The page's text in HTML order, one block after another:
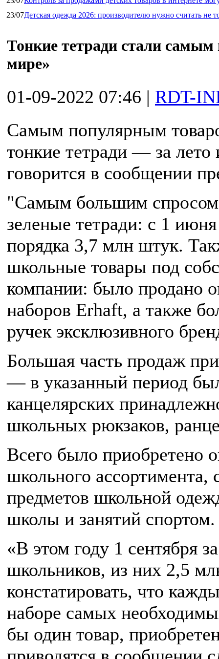
23/07Детская одежда 2026: производителю нужно считать не
Тонкие тетради стали
мире»
01-09-2022 07:46 | RDT-
Самым популярным
тонкие тетради — за
говорится в сообщении
"Самым большим спросом
зеленые тетради: с 1
порядка 3,7 млн штук.
школьные товары под
компании: было продано
наборов Erhaft, а также
ручек эксклюзивного
Большая часть продаж
— в указанный период
канцелярских
школьных рюкзаков,
Всего было приобретено
школьного ассортимента,
предметов школьной
школы и занятий спортом.
«В этом году 1 сентября
школьников, из них 2,5
констатировать, что
наборе самых
бы один товар,